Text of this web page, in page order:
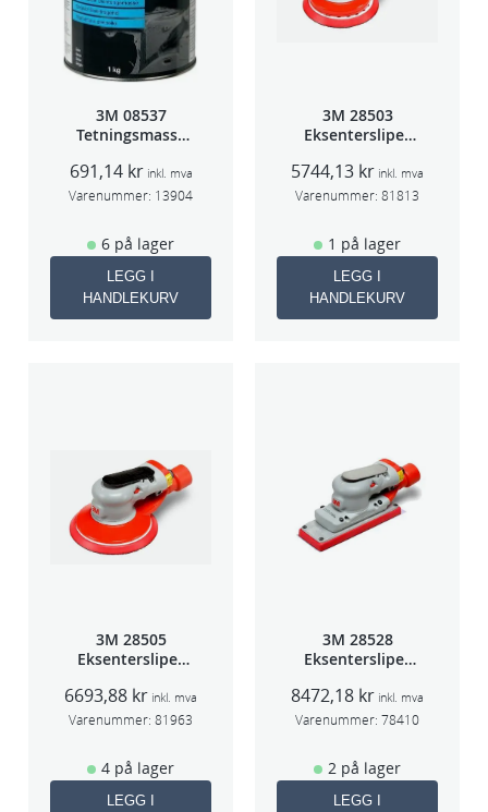
3M 08537
Tetningsmasse
691,14 kr inkl. mva
Varenummer: 13904
6 på lager
LEGG I
HANDLEKURV
3M 28503
Eksentersliper
5mm slag
75mm
5744,13 kr inkl. mva
Varenummer: 81813
1 på lager
LEGG I
HANDLEKURV
3M 28505
Eksentersliper
2,5mm slag
75mm
6693,88 kr inkl. mva
Varenummer: 81963
4 på lager
LEGG I
3M 28528
Eksentersliper
3mm slag
70×198
8472,18 kr inkl. mva
Varenummer: 78410
2 på lager
LEGG I